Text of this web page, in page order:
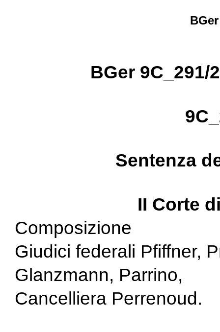
BGer 9C_291/
Sentenza
II Corte
Composizione
Giudici federali Pfiffner,
Glanzmann, Parrino,
Cancelliera Perrenoud.